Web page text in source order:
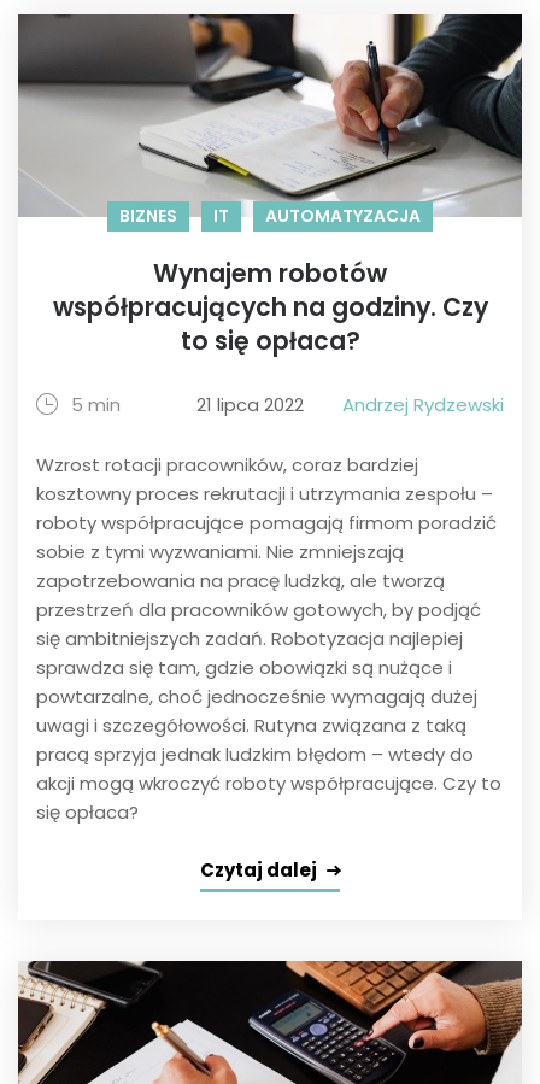
BIZNES IT AUTOMATYZACJA
Wynajem robotów
współpracujących na godziny. Czy
to się opłaca?
5 min 21 lipca 2022 Andrzej Rydzewski
Wzrost rotacji pracowników, coraz bardziej
kosztowny proces rekrutacji i utrzymania zespołu –
roboty współpracujące pomagają firmom poradzić
sobie z tymi wyzwaniami. Nie zmniejszają
zapotrzebowania na pracę ludzką, ale tworzą
przestrzeń dla pracowników gotowych, by podjąć
się ambitniejszych zadań. Robotyzacja najlepiej
sprawdza się tam, gdzie obowiązki są nużące i
powtarzalne, choć jednocześnie wymagają dużej
uwagi i szczegółowości. Rutyna związana z taką
pracą sprzyja jednak ludzkim błędom – wtedy do
akcji mogą wkroczyć roboty współpracujące. Czy to
się opłaca?
Czytaj dalej